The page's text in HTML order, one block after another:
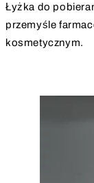
Łyżka do
przemyśle
kosmetycznym.